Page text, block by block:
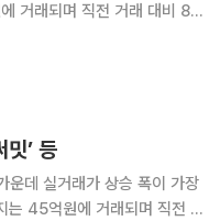
거래되며 직전 거래 대비 8억
’ 등
운데 실거래가 상승 폭이 가장
는 45억원에 거래되며 직전 거